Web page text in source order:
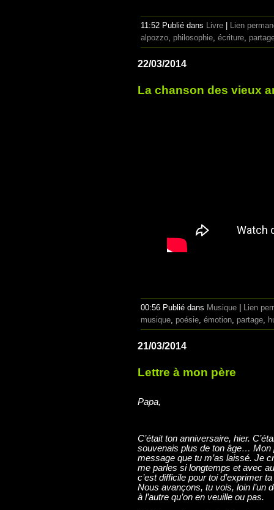
11:52 Publié dans Livre
Lien
alpozzo, philosophie, écriture,
22/03/2014
La chanson des vieux
00:56 Publié dans Musique
Lien
musique, poésie, émotion, partage,
21/03/2014
Lettre à mon père
Papa,
C’était ton anniversaire, hier.
souvenais plus de ton âge… Mon
message que tu m’as laissé. Je
me parles si longtemps et avec
c’est difficile pour toi d’exprimer
Nous avançons, tu vois, loin l’un
à l’autre qu’on en veuille ou pas.